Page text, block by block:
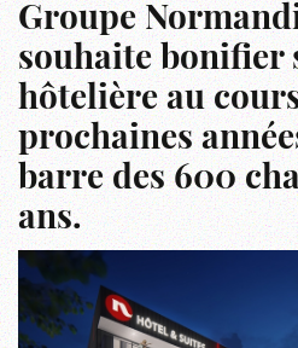
Groupe
souhaite bonifier
hôtelière au
prochaines
barre des 600
ans.